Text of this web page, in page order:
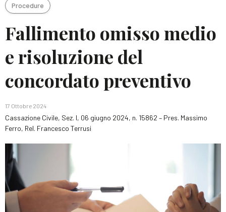
Procedure
Fallimento omisso medio
e risoluzione del
concordato preventivo
17 Ottobre 2024
Cassazione Civile, Sez. I, 06 giugno 2024, n. 15862 – Pres. Massimo
Ferro, Rel. Francesco Terrusi